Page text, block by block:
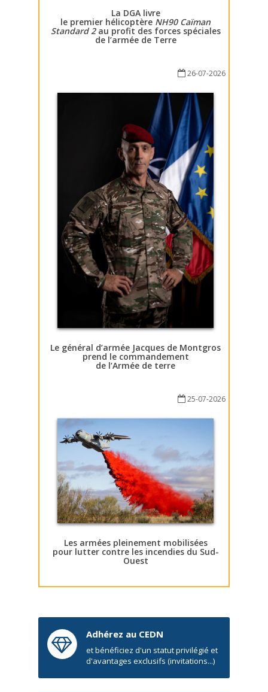
La DGA livre
le premier hélicoptère NH90 Caïman
Standard 2au profit des forces spéciales
de l’armée de Terre
26-07-2026
Le général d’armée Jacques de Montgros
prend le commandement
de l’Armée de terre
25-07-2026
Les armées pleinement mobilisées
pour lutter contre les incendies du Sud-
Ouest
Adhérez au CEDN
et bénéficiez d'un statut privilégié et
d'avantages exclusifs (invitations...)